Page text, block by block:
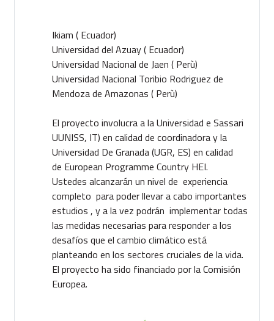
Ikiam ( Ecuador)
Universidad del Azuay ( Ecuador)
Universidad Nacional de Jaen ( Perù)
Universidad Nacional Toribio Rodriguez de
Mendoza de Amazonas ( Perù)
El proyecto involucra a la Universidad e Sassari
UUNISS, IT) en calidad de coordinadora y la
Universidad De Granada (UGR, ES) en calidad
de European Programme Country HEI.
Ustedes alcanzarán un nivel de experiencia
completo para poder llevar a cabo importantes
estudios , y a la vez podrán implementar todas
las medidas necesarias para responder a los
desafíos que el cambio climático está
planteando en los sectores cruciales de la vida.
El proyecto ha sido financiado por la Comisión
Europea.